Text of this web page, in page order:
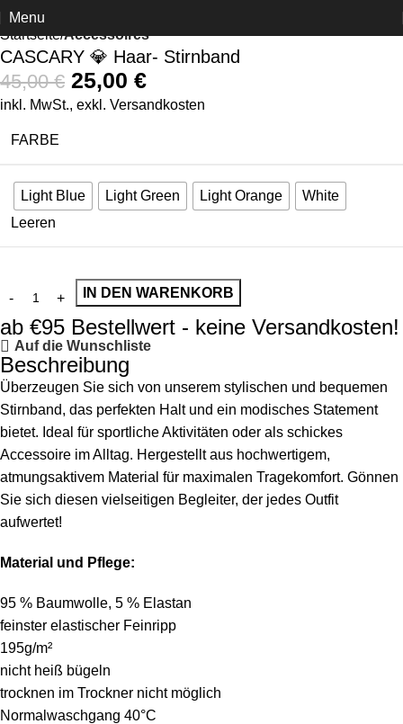
Menu
-44%
Startseite Accessoires
CASCARY 💎 Haar- Stirnband
45,00€ 25,00 €
inkl. MwSt., exkl. Versandkosten
FARBE
Light Blue Light Green Light Orange
White
Leeren
IN DEN WARENKORB
ab €95 Bestellwert - keine Versandkosten!
Auf die Wunschliste
Beschreibung
Überzeugen Sie sich von unserem stylischen und bequemen
Stirnband, das perfekten Halt und ein modisches Statement
bietet. Ideal für sportliche Aktivitäten oder als schickes
Accessoire im Alltag. Hergestellt aus hochwertigem,
atmungsaktivem Material für maximalen Tragekomfort. Gönnen
Sie sich diesen vielseitigen Begleiter, der jedes Outfit
aufwertet!
Material und Pflege:
95 % Baumwolle, 5 % Elastan
feinster elastischer Feinripp
195g/m²
nicht heiß bügeln
trocknen im Trockner nicht möglich
Normalwaschgang 40°C